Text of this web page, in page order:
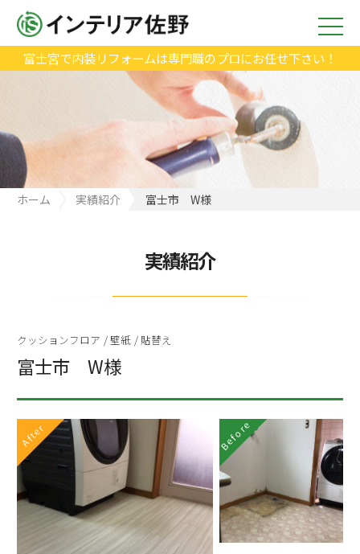
富士宮で内装リフォームは専門職のプロにお任せ下さい！
ホーム 実績紹介 富士市 W様
実績紹介
クッションフロア /壁紙 / 貼替え
富士市 W様
After Before